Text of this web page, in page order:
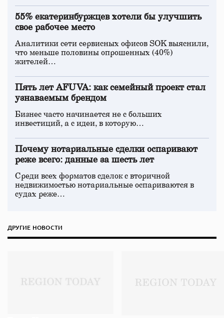
55% екатеринбуржцев хотели бы улучшить
свое рабочее место
Аналитики сети сервисных офисов SOK выяснили,
что меньше половины опрошенных (40%)
жителей…
Пять лет AFUVA: как семейный проект стал
узнаваемым брендом
Бизнес часто начинается не с больших
инвестиций, а с идеи, в которую…
Почему нотариальные сделки оспаривают
реже всего: данные за шесть лет
Среди всех форматов сделок с вторичной
недвижимостью нотариальные оспариваются в
судах реже…
ДРУГИЕ НОВОСТИ